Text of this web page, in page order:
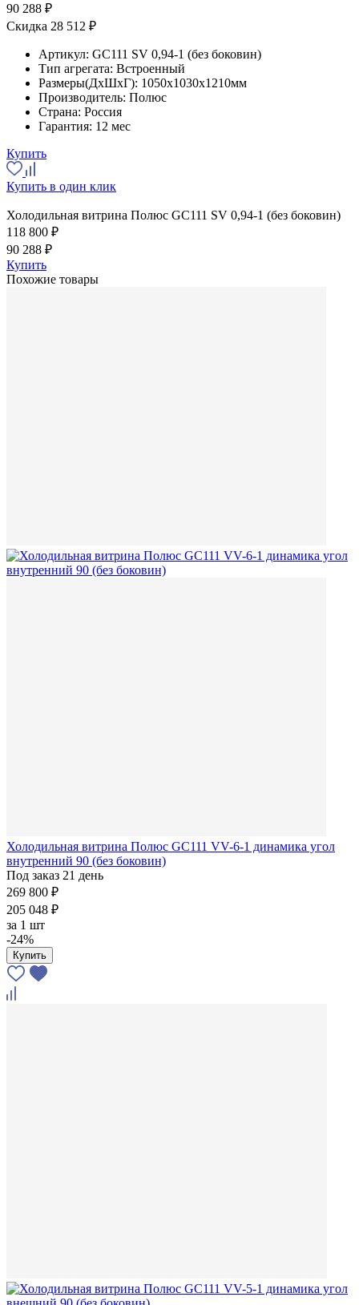
90 288 ₽
Скидка 28 512 ₽
Артикул: GC111 SV 0,94-1 (без боковин)
Тип агрегата: Встроенный
Размеры(ДхШхГ): 1050x1030x1210мм
Производитель: Полюс
Страна: Россия
Гарантия: 12 мес
Купить
Купить в один клик
Холодильная витрина Полюс GC111 SV 0,94-1 (без боковин)
118 800 ₽
90 288 ₽
Купить
Похожие товары
Холодильная витрина Полюс GC111 VV-6-1 динамика угол
внутренний 90 (без боковин)
Под заказ 21 день
269 800 ₽
205 048 ₽
за 1 шт
-24%
Купить